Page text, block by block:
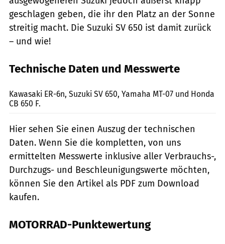
geschlagen geben, die ihr den Platz an der Sonne
streitig macht. Die Suzuki SV 650 ist damit zurück
– und wie!
Technische Daten und Messwerte
Kawasaki ER-6n, Suzuki SV 650, Yamaha MT-07 und Honda
CB 650 F.
Hier sehen Sie einen Auszug der technischen
Daten. Wenn Sie die kompletten, von uns
ermittelten Messwerte inklusive aller Verbrauchs-,
Durchzugs- und Beschleunigungswerte möchten,
können Sie den Artikel als PDF zum Download
kaufen.
MOTORRAD-Punktewertung